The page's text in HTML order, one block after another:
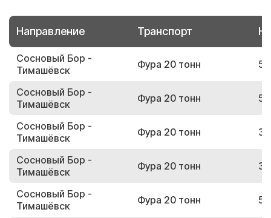
Направление Транспорт
Сосновый Бор -
Тимашёвск
Фура 20 тонн
Сосновый Бор -
Тимашёвск
Фура 20 тонн
Сосновый Бор -
Тимашёвск
Фура 20 тонн
Сосновый Бор -
Тимашёвск
Фура 20 тонн
Сосновый Бор -
Тимашёвск
Фура 20 тонн